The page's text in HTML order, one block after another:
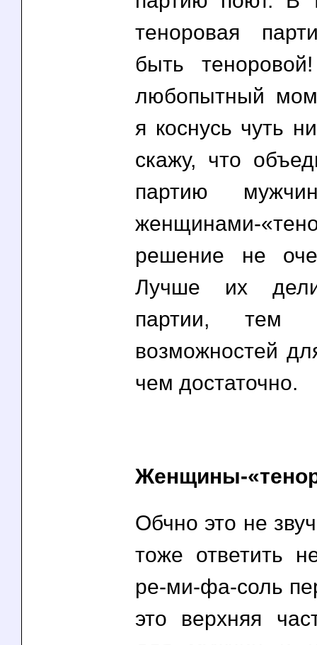
теноровая
быть
любопытный
я коснусь чуть
скажу, что
партию
женщинами-
решение не
Лучше их
партии, тем
возможностей
чем достаточно.
Женщины-
Обчно это не
тоже ответить
ре-ми-фа-соль
это верхняя